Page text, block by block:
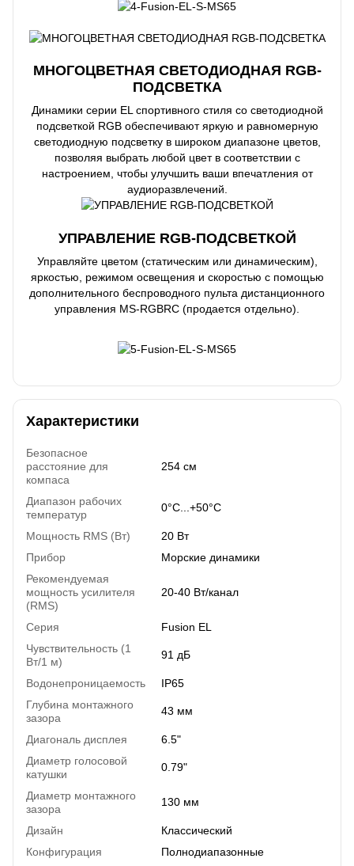
МНОГОЦВЕТНАЯ СВЕТОДИОДНАЯ RGB-
ПОДСВЕТКА
Динамики серии EL спортивного стиля со светодиодной
подсветкой RGB обеспечивают яркую и равномерную
светодиодную подсветку в широком диапазоне цветов,
позволяя выбрать любой цвет в соответствии с
настроением, чтобы улучшить ваши впечатления от
аудиоразвлечений.
УПРАВЛЕНИЕ RGB-ПОДСВЕТКОЙ
Управляйте цветом (статическим или динамическим),
яркостью, режимом освещения и скоростью с помощью
дополнительного беспроводного пульта дистанционного
управления MS-RGBRC (продается отдельно).
Характеристики
Безопасное
расстояние для
компаса
254 см
Диапазон рабочих
температур
0°C...+50°C
Мощность RMS (Вт)
20 Вт
Прибор
Морские динамики
Рекомендуемая
мощность усилителя
(RMS)
20-40 Вт/канал
Серия
Fusion EL
Чувствительность (1
Вт/1 м)
91 дБ
Водонепроницаемость
IP65
Глубина монтажного
зазора
43 мм
Диагональ дисплея
6.5"
Диаметр голосовой
катушки
0.79"
Диаметр монтажного
зазора
130 мм
Дизайн
Классический
Конфигурация
Полнодиапазонные